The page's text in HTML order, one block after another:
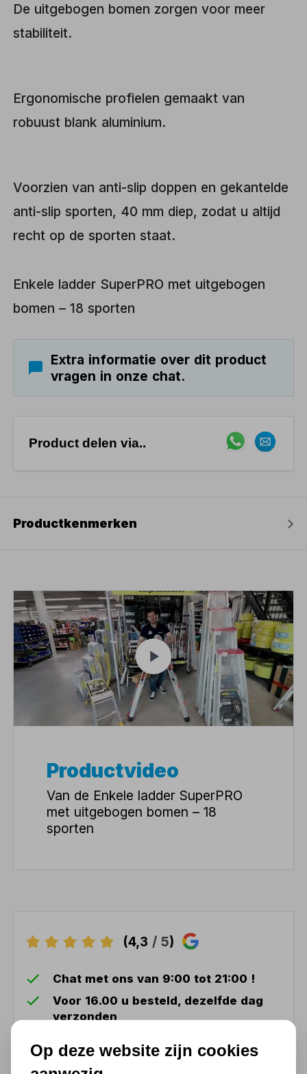
De uitgebogen bomen zorgen voor meer
stabiliteit.
Ergonomische profielen gemaakt van
robuust blank aluminium.
Voorzien van anti-slip doppen en gekantelde
anti-slip sporten, 40 mm diep, zodat u altijd
recht op de sporten staat.
Enkele ladder SuperPRO met uitgebogen
bomen – 18 sporten
Extra informatie over dit product
vragen in onze chat.
Product delen via..
Productkenmerken
Productvideo
Van de Enkele ladder SuperPRO
met uitgebogen bomen – 18
sporten
(4,3 / 5)
Chat met ons van 9:00 tot 21:00 !
Voor 16.00 u besteld, dezelfde dag
verzonden
548 51 75 75
Op deze website zijn cookies